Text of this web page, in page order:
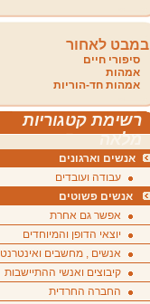
במבט לאחור
סיפורי חיים
אמהות
אמהות חד-הוריות
רשימת קטגוריות
מלאה
אנשים וארגונים
עבודה ועובדים
אנשים פשוטים
אפשר גם אחרת
יוצאי הדופן והמיוחדים
אנשים , מחשבים ואינטרנט
קיבוצים ואנשי ההתיישבות
החברה החרדית